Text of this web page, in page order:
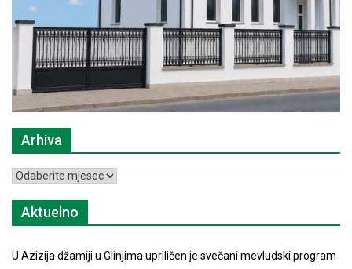
Arhiva
Arhiva
Aktuelno
U Azizija džamiji u Glinjima upriličen je svečani mevludski program